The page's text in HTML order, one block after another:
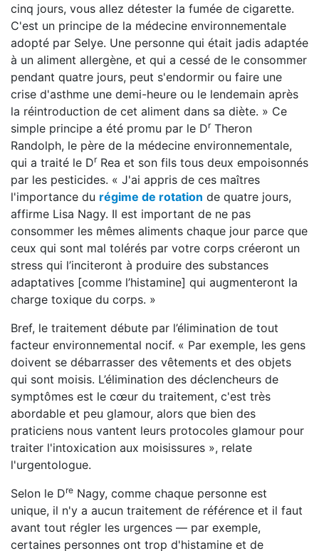
cinq jours, vous allez détester la fumée de cigarette.
C'est un principe de la médecine environnementale
adopté par Selye. Une personne qui était jadis adaptée
à un aliment allergène, et qui a cessé de le consommer
pendant quatre jours, peut s'endormir ou faire une
crise d'asthme une demi-heure ou le lendemain après
la réintroduction de cet aliment dans sa diète. » Ce
simple principe a été promu par le DrTheron
Randolph, le père de la médecine environnementale,
qui a traité le DrRea et son fils tous deux empoisonnés
par les pesticides. « J'ai appris de ces maîtres
l'importance du régime de rotation de quatre jours,
affirme Lisa Nagy. Il est important de ne pas
consommer les mêmes aliments chaque jour parce que
ceux qui sont mal tolérés par votre corps créeront un
stress qui l’inciteront à produire des substances
adaptatives [comme l’histamine] qui augmenteront la
charge toxique du corps. »
Bref, le traitement débute par l’élimination de tout
facteur environnemental nocif. « Par exemple, les gens
doivent se débarrasser des vêtements et des objets
qui sont moisis. L’élimination des déclencheurs de
symptômes est le cœur du traitement, c'est très
abordable et peu glamour, alors que bien des
praticiens nous vantent leurs protocoles glamour pour
traiter l'intoxication aux moisissures », relate
l'urgentologue.
Selon le Dre Nagy, comme chaque personne est
unique, il n'y a aucun traitement de référence et il faut
avant tout régler les urgences — par exemple,
certaines personnes ont trop d'histamine et de